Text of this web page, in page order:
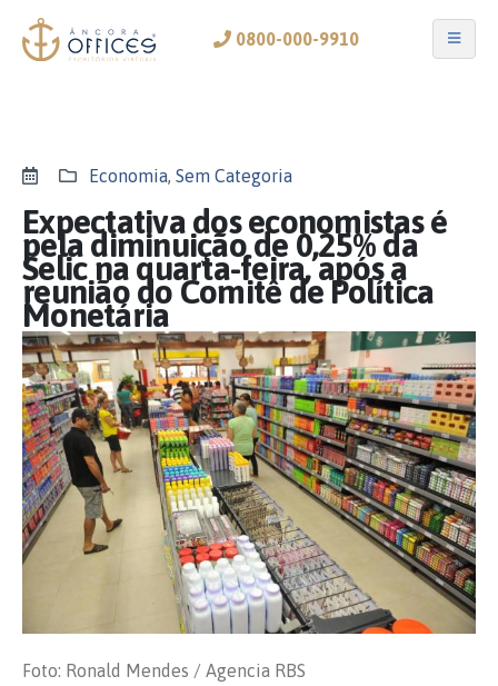
0800-000-9910
Economia, Sem Categoria
Expectativa dos economistas é
pela diminuição de 0,25% da
Selic na quarta-feira, após a
reunião do Comitê de Política
Monetária
Foto: Ronald Mendes / Agencia RBS